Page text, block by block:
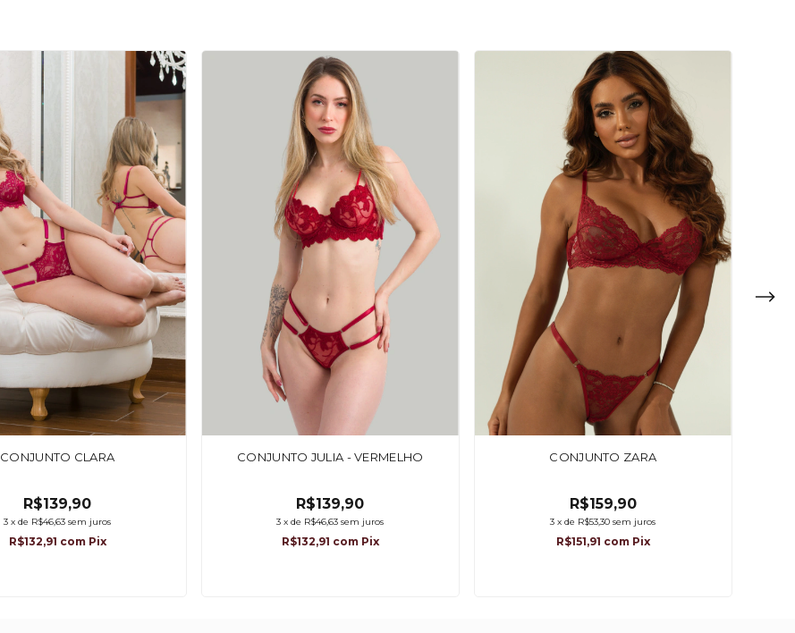
CONJUNTO CLARA
R$139,90
3 xde R$46,63 sem juros
R$132,91 com Pix
CONJUNTO JULIA - VERMELHO
R$139,90
3 xde R$46,63 sem juros
R$132,91 com Pix
CONJUNTO ZARA
R$159,90
3 xde R$53,30 sem juros
R$151,91 com Pix